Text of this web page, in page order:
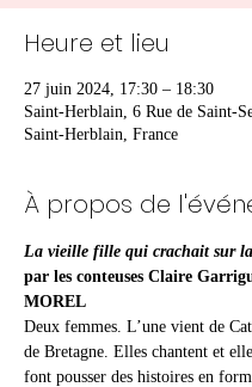
Heure et lieu
27 juin 2024, 17:30 – 18:30
Saint-Herblain, 6 Rue de Saint-
Saint-Herblain, France
À propos de
La vieille fille qui crachait sur
par les conteuses Claire
MOREL
Deux femmes. L’une vient de
de Bretagne. Elles chantent et
font pousser des histoires en